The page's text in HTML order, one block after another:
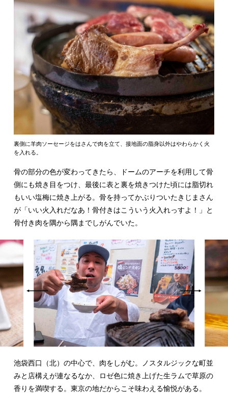
裏側に羊肉ソーセージをはさんで肉を立て、接地面の脂身以外はやわらかく火
を入れる。
骨の部分の色が変わってきたら、ドームのアーチを利用して骨
側にも焼き目をつけ、最後に表と裏を焼きつけた頃には脂切れ
もいい塩梅に焼き上がる。骨を持ってかぶりついたきじまさん
が「いい火入れだなあ！骨付きはこういう火入れっすよ！」と
骨付き肉を隅から隅までしがんでいた。
池袋西口（北）の中心で、肉をしがむ。ノスタルジックな町並
みと店構えが連なるなか、ロゼ色に焼き上げた生ラムで草原の
香りを満喫する。東京の地だからこそ味わえる愉悦がある。